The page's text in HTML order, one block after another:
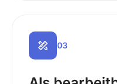
03